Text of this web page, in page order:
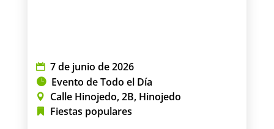
7 de junio de 2026
Evento de Todo el Día
Calle Hinojedo, 2B, Hinojedo
Fiestas populares